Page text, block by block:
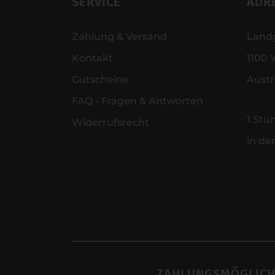
Zahlung & Versand
Kontakt
Gutscheine
FAQ - Fragen & Antworten
Widerrufsrecht
1100
1
in